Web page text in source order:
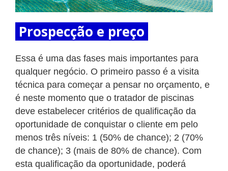
Prospecção e preço
Essa é uma das fases mais importantes para
qualquer negócio. O primeiro passo é a visita
técnica para começar a pensar no orçamento, e
é neste momento que o tratador de piscinas
deve estabelecer critérios de qualificação da
oportunidade de conquistar o cliente em pelo
menos três níveis: 1 (50% de chance); 2 (70%
de chance); 3 (mais de 80% de chance). Com
esta qualificação da oportunidade, poderá